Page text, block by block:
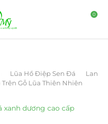
0
Lũa Hồ Điệp Sen Đá
Lan
Gỗ Lũa Thiên Nhiên